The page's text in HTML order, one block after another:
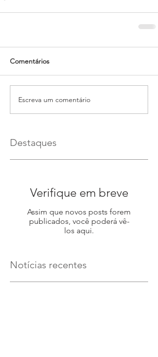
Comentários
Escreva um comentário
Destaques
Verifique em breve
Assim que novos posts forem
publicados, você poderá vê-
los aqui.
Notícias recentes